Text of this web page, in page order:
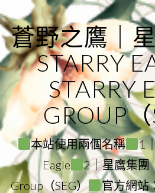
to
content
蒼野之鷹｜
STARRY
STARRY
GROUP
本站使用兩個名稱
1
Eagle
2｜星鷹集團
Group（SEG）
官方網站